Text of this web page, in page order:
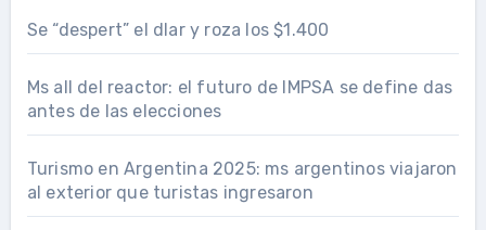
Se “despert” el dlar y roza los $1.400
Ms all del reactor: el futuro de IMPSA se define das
antes de las elecciones
Turismo en Argentina 2025: ms argentinos viajaron
al exterior que turistas ingresaron